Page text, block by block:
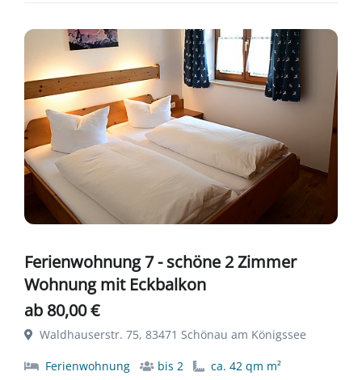
Ferienwohnung 7 - schöne 2 Zimmer
Wohnung mit Eckbalkon
ab 80,00 €
Waldhauserstr. 75, 83471 Schönau am Königssee
Ferienwohnung bis 2
ca. 42 qm m²